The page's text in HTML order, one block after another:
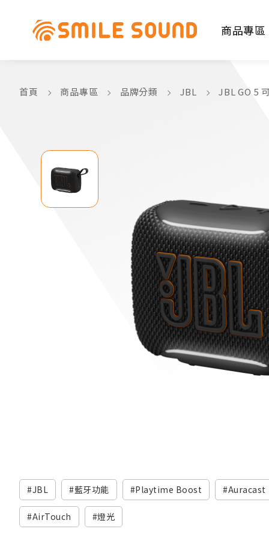
請選擇商品分類
商品專區
首頁 商品專區 品牌分類 JBL JBL GO 5
JBL 藍牙功能 Playtime Boost Auracast
AirTouch 燈光